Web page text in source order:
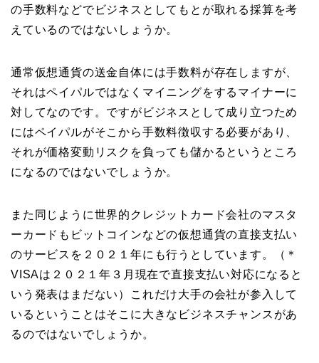
の手数料などでビジネスとしてもとが取れる採算を考
えているのではないしょうか。
通常仮想通貨の送金自体には手数料が存在しますが、
それはペイパルではなくマイニングをするマイナーに
対してなのです。ですがビジネスとして成り立つため
にはペイパルがそこから手数料徴収する必要があり、
それが価格変動リスクを負っても儲かるというところ
になるのではないでしょうか。
また同じように世界的クレジットカード会社のマスタ
ーカードもビットコインなどの仮想通貨の直接支払い
のサービスを２０２１年にも行うとしています。（＊
VISAは２０２１年３月現在で直接支払い対応になると
いう発表はまだない）これだけ大手の会社が参入して
いるということはそこに大きなビジネスチャンスがあ
るのではないでしょうか。